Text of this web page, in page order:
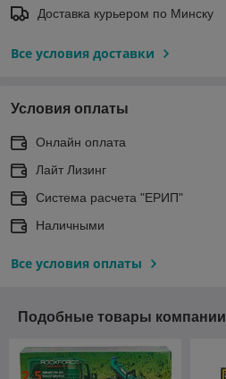
Доставка курьером по Минску
Все условия доставки
Условия оплаты
Онлайн оплата
Лайт Лизинг
Система расчета "ЕРИП"
Наличными
Все условия оплаты
Подобные товары компании